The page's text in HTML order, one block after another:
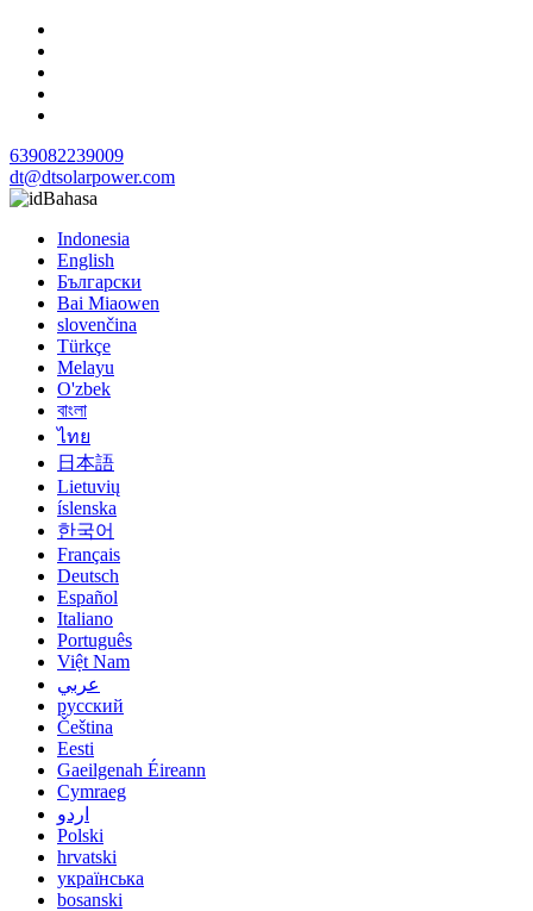
639082239009
dt@dtsolarpower.com
Bahasa
Indonesia
English
Български
Bai Miaowen
slovenčina
Türkçe
Melayu
O'zbek
বাংলা
ไทย
日本語
Lietuvių
íslenska
한국어
Français
Deutsch
Español
Italiano
Português
Việt Nam
عربي
русский
Čeština
Eesti
Gaeilgenah Éireann
Cymraeg
اردو
Polski
hrvatski
українська
bosanski